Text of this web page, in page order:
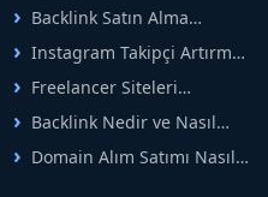
Backlink Satın Alma
Rehberi: Güvenli SEO İçin
Doğru Adımlar
Instagram Takipçi Artırma
Yöntemleri: Organik Büyüme
Rehberi
Freelancer Siteleri
Arasında Doğru Seçim Nasıl
Yapılır
Backlink Nedir ve Nasıl
Alınır? Etkili Yöntemler
Domain Alım Satımı Nasıl